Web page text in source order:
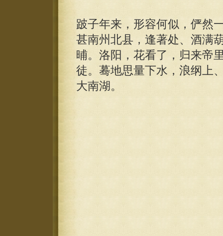
跛子年来，形容何似，俨然
甚南州北县，逢著处、酒满
晡。洛阳，花看了，归来帝
徒。蓦地思量下水，浪纲上
大南湖。